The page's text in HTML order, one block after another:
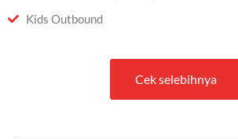
Kids Outbound
Cek selebihnya